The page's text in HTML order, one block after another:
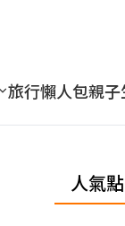
旅行懶人包親子
人氣